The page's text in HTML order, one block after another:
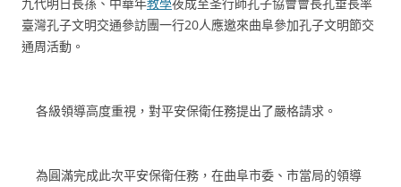
臺灣孔子文明交通參訪團一行20人應邀來曲阜參加孔子文明節交
通周活動。
各級領導高度重視，對平安保衛任務提出了嚴格請求。
為圓滿完成此次平安保衛任務，在曲阜市委、市當局的領導